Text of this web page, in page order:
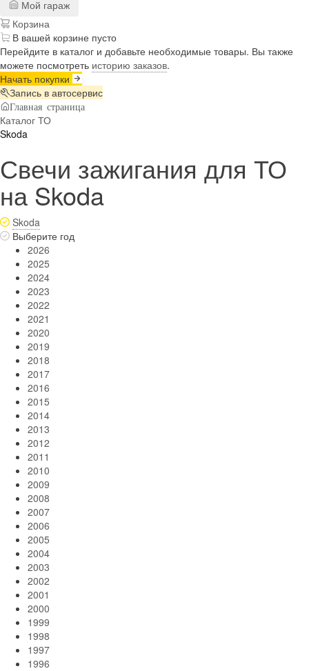
Мой гараж
Корзина
В вашей корзине пусто
Перейдите в каталог и добавьте необходимые товары. Вы также
можете посмотреть историю заказов.
Начать покупки
Запись в автосервис
Главная страница
Каталог ТО
Skoda
Свечи зажигания для ТО
на Skoda
Skoda
Выберите год
2026
2025
2024
2023
2022
2021
2020
2019
2018
2017
2016
2015
2014
2013
2012
2011
2010
2009
2008
2007
2006
2005
2004
2003
2002
2001
2000
1999
1998
1997
1996